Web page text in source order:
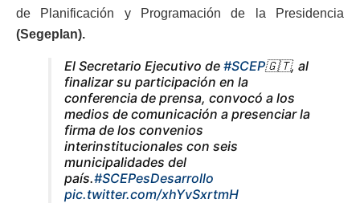
de Planificación y Programación de la Presidencia
(Segeplan).
El Secretario Ejecutivo de #SCEP🇬🇹, al
finalizar su participación en la
conferencia de prensa, convocó a los
medios de comunicación a presenciar la
firma de los convenios
interinstitucionales con seis
municipalidades del
país.#SCEPesDesarrollo
pic.twitter.com/xhYvSxrtmH